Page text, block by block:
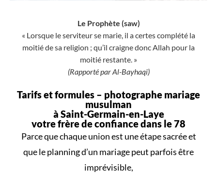
Le Prophète (saw)
« Lorsque le serviteur se marie, il a certes complété la
moitié de sa religion ; qu’il craigne donc Allah pour la
moitié restante. »
(Rapporté par Al-Bayhaqi)
Tarifs et formules – photographe mariage
musulman
à Saint-Germain-en-Laye
votre frère de confiance dans le 78
Parce quechaque unionest uneétape sacréeet
que leplanning d’un mariagepeut parfois être
imprévisible,